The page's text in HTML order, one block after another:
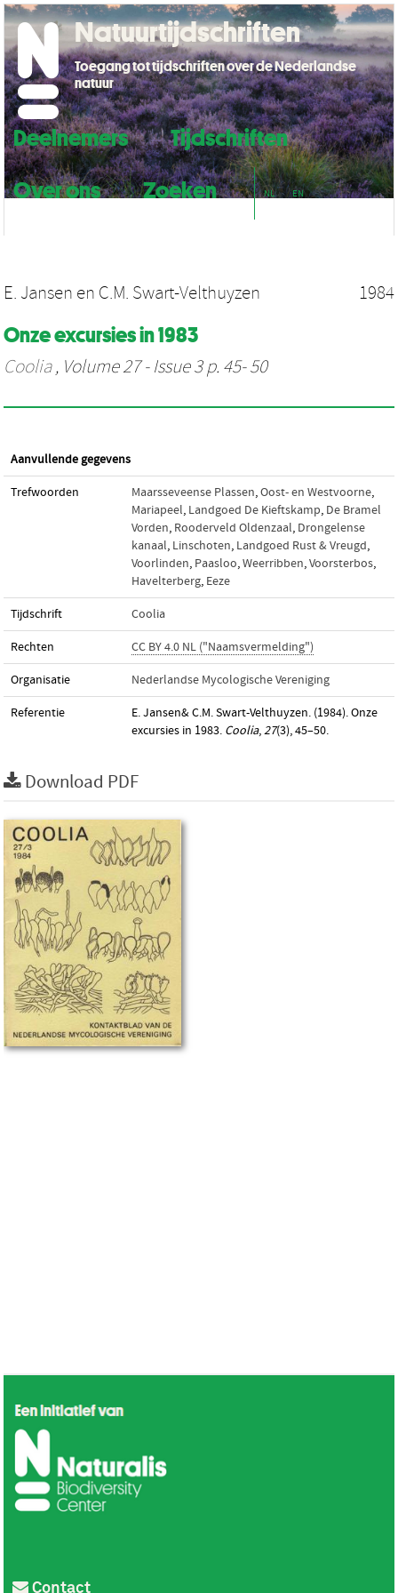
Deelnemers
Tijdschriften
Over ons
Zoeken NL EN
Natuurtijdschriften
Toegang tot tijdschriften over de Nederlandse
natuur
E. Jansen en C.M. Swart-Velthuyzen 1984
Onze excursies in 1983
Coolia, Volume 27 - Issue 3 p. 45- 50
Aanvullende gegevens
Trefwoorden Maarsseveense Plassen,Oost- en Westvoorne,
Mariapeel, Landgoed De Kieftskamp, De Bramel
Vorden, Rooderveld Oldenzaal, Drongelense
kanaal, Linschoten, Landgoed Rust & Vreugd,
Voorlinden, Paasloo,Weerribben,Voorsterbos,
Havelterberg, Eeze
Tijdschrift Coolia
Rechten CC BY 4.0 NL ("Naamsvermelding")
Organisatie Nederlandse Mycologische Vereniging
Referentie
E. Jansen& C.M. Swart-Velthuyzen. (1984). Onze
excursies in 1983. Coolia,27(3), 45–50.
Download PDF
Contact